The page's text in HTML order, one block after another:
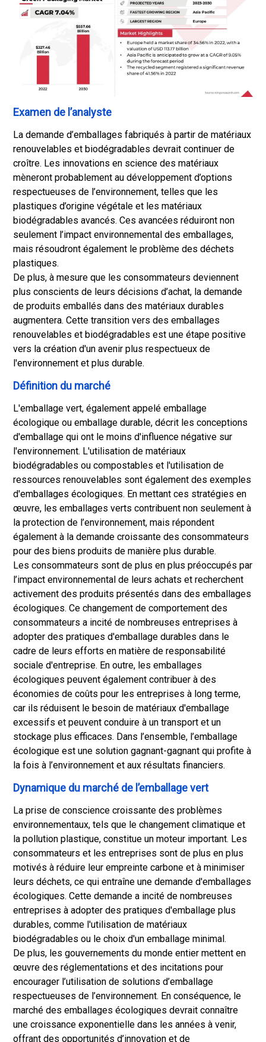
Examen de l’analyste
La demande d’emballages fabriqués à partir de matériaux
renouvelables et biodégradables devrait continuer de
croître. Les innovations en science des matériaux
mèneront probablement au développement d’options
respectueuses de l’environnement, telles que les
plastiques d’origine végétale et les matériaux
biodégradables avancés. Ces avancées réduiront non
seulement l’impact environnemental des emballages,
mais résoudront également le problème des déchets
plastiques.
De plus, à mesure que les consommateurs deviennent
plus conscients de leurs décisions d’achat, la demande
de produits emballés dans des matériaux durables
augmentera. Cette transition vers des emballages
renouvelables et biodégradables est une étape positive
vers la création d'un avenir plus respectueux de
l'environnement et plus durable.
Définition du marché
L'emballage vert, également appelé emballage
écologique ou emballage durable, décrit les conceptions
d'emballage qui ont le moins d'influence négative sur
l'environnement. L'utilisation de matériaux
biodégradables ou compostables et l'utilisation de
ressources renouvelables sont également des exemples
d'emballages écologiques. En mettant ces stratégies en
œuvre, les emballages verts contribuent non seulement à
la protection de l’environnement, mais répondent
également à la demande croissante des consommateurs
pour des biens produits de manière plus durable.
Les consommateurs sont de plus en plus préoccupés par
l’impact environnemental de leurs achats et recherchent
activement des produits présentés dans des emballages
écologiques. Ce changement de comportement des
consommateurs a incité de nombreuses entreprises à
adopter des pratiques d'emballage durables dans le
cadre de leurs efforts en matière de responsabilité
sociale d'entreprise. En outre, les emballages
écologiques peuvent également contribuer à des
économies de coûts pour les entreprises à long terme,
car ils réduisent le besoin de matériaux d'emballage
excessifs et peuvent conduire à un transport et un
stockage plus efficaces. Dans l’ensemble, l’emballage
écologique est une solution gagnant-gagnant qui profite à
la fois à l’environnement et aux résultats financiers.
Dynamique du marché de l’emballage vert
La prise de conscience croissante des problèmes
environnementaux, tels que le changement climatique et
la pollution plastique, constitue un moteur important. Les
consommateurs et les entreprises sont de plus en plus
motivés à réduire leur empreinte carbone et à minimiser
leurs déchets, ce qui entraîne une demande d'emballages
écologiques. Cette demande a incité de nombreuses
entreprises à adopter des pratiques d'emballage plus
durables, comme l'utilisation de matériaux
biodégradables ou le choix d'un emballage minimal.
De plus, les gouvernements du monde entier mettent en
œuvre des réglementations et des incitations pour
encourager l’utilisation de solutions d’emballage
respectueuses de l’environnement. En conséquence, le
marché des emballages écologiques devrait connaître
une croissance exponentielle dans les années à venir,
offrant des opportunités d’innovation et de